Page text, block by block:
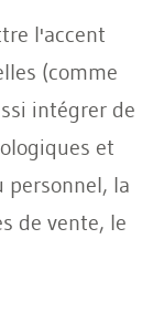
l'accent
(comme
intégrer de
et
personnel, la
de vente, le